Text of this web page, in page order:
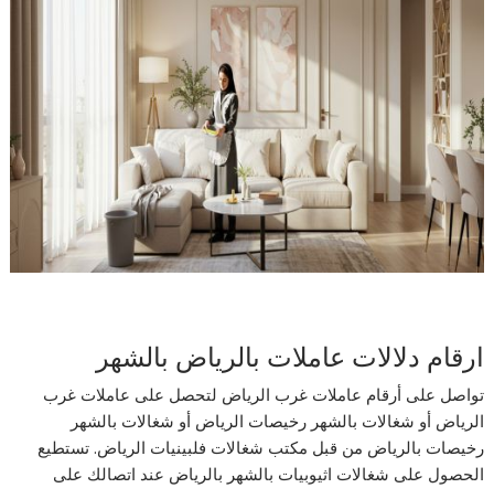
ارقام دلالات عاملات بالرياض بالشهر
تواصل على أرقام عاملات غرب الرياض لتحصل على عاملات غرب
الرياض أو شغالات بالشهر رخيصات الرياض أو شغالات بالشهر
رخيصات بالرياض من قبل مكتب شغالات فلبينيات الرياض. تستطيع
الحصول على شغالات اثيوبيات بالشهر بالرياض عند اتصالك على